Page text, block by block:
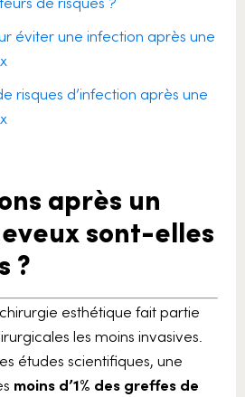
éviter une infection après une
risques d’infection après une
après un
sont-elles
?
esthétique fait partie
les moins invasives.
études scientifiques, une
moins d’1% des greffes de